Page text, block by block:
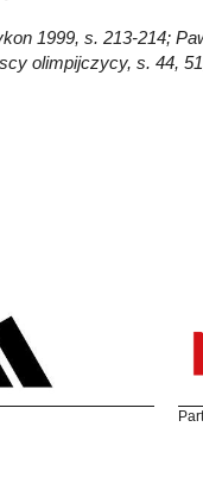
1999, s. 213-214;
olimpijczycy, s. 44,